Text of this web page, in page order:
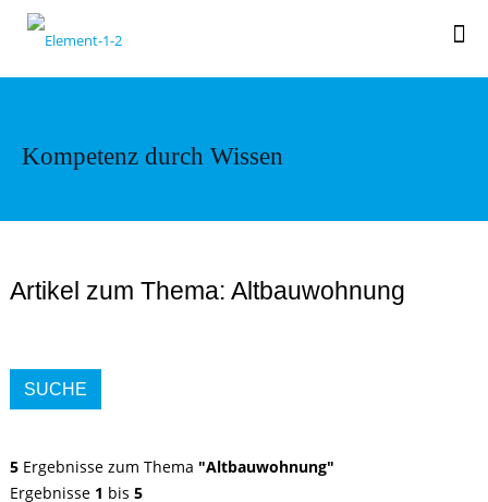
Kompetenz durch Wissen
Artikel zum Thema: Altbauwohnung
SUCHE
5 Ergebnisse zum Thema "Altbauwohnung"
Ergebnisse 1 bis5